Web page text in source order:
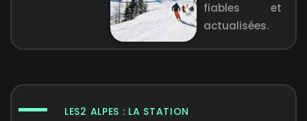
fiables et
actualisées.
LES2 ALPES : LA STATION